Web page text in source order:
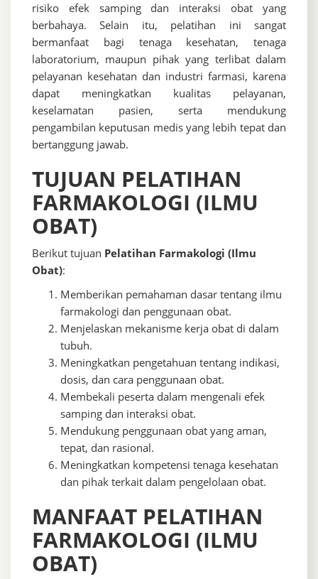
risiko efek samping dan interaksi obat yang
berbahaya. Selain itu, pelatihan ini sangat
bermanfaat bagi tenaga kesehatan, tenaga
laboratorium, maupun pihak yang terlibat dalam
pelayanan kesehatan dan industri farmasi, karena
dapat meningkatkan kualitas pelayanan,
keselamatan pasien, serta mendukung
pengambilan keputusan medis yang lebih tepat dan
bertanggung jawab.
TUJUAN PELATIHAN
FARMAKOLOGI (ILMU
OBAT)
Berikut tujuan Pelatihan Farmakologi (Ilmu
Obat):
Memberikan pemahaman dasar tentang ilmu
farmakologi dan penggunaan obat.
Menjelaskan mekanisme kerja obat di dalam
tubuh.
Meningkatkan pengetahuan tentang indikasi,
dosis, dan cara penggunaan obat.
Membekali peserta dalam mengenali efek
samping dan interaksi obat.
Mendukung penggunaan obat yang aman,
tepat, dan rasional.
Meningkatkan kompetensi tenaga kesehatan
dan pihak terkait dalam pengelolaan obat.
MANFAAT PELATIHAN
FARMAKOLOGI (ILMU
OBAT)